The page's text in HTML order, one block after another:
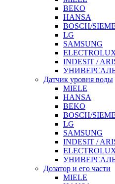
BEKO
HANSA
BOSCH/
LG
SAMSUNG
INDESIT /
Датчик уровня воды
MIELE
HANSA
BEKO
BOSCH/
LG
SAMSUNG
INDESIT /
Дозатор и его части
MIELE